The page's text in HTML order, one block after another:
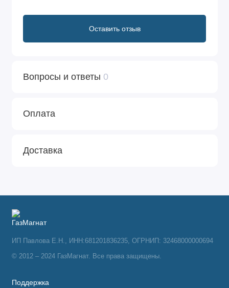
Оставить отзыв
Вопросы и ответы 0
Оплата
Доставка
ИП Павлова Е.Н., ИНН:681201836235, ОГРНИП: 32468000000694
© 2012 – 2024 ГазМагнат. Все права защищены.
Поддержка